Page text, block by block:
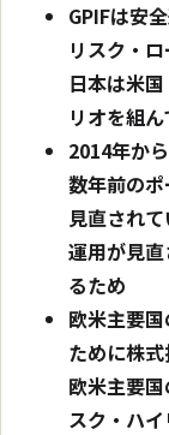
GPIFは安
リスク・
日本は米
リオを組
2014年か
数年前の
見直されて
運用が見
るため
欧米主要
ために株
欧米主要
スク・ハ